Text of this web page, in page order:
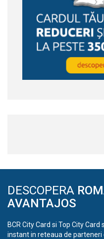
DESCOPERA
AVANTAJOS
BCR City Card si Top City
instant in reteaua de parteneri